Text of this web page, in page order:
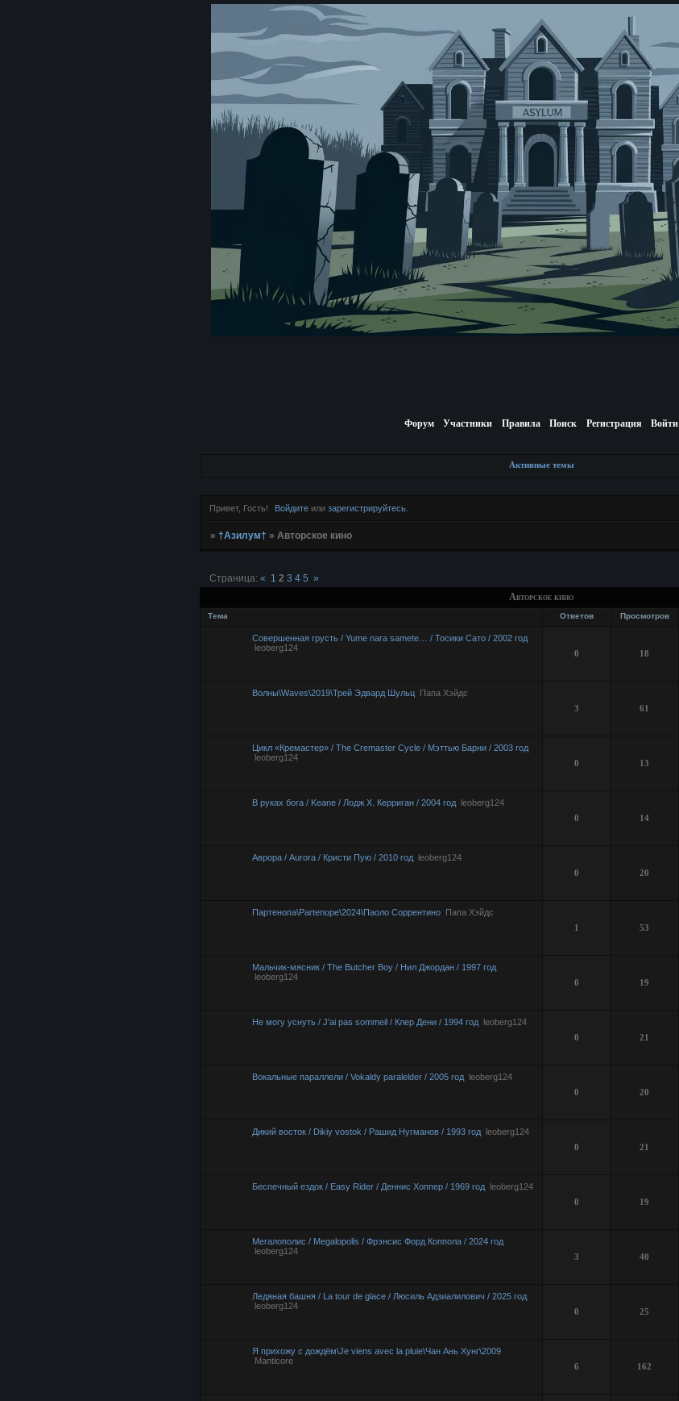
Форум Участники Правила Поиск Регистрация Войти
Активные темы
Привет, Гость! Войдите или зарегистрируйтесь
» †Азилум† » Авторское кино
Авторское кино
Страница: « 1 2 3 4 5 »
Тема Ответов Просмотров
Совершенная грусть / Yume nara samete… / Тосики Сато / 2002 год
leoberg124
0 18
Волны\Waves\2019\Трей Эдвард Шульц
Папа Хэйдс
3
61
Цикл «Кремастер» / The Cremaster Cycle / Мэттью Барни / 2003 год
leoberg124
0 13
В руках бога / Keane / Лодж Х. Керриган / 2004 год
leoberg124
0
14
Аврора / Aurora / Кристи Пую / 2010 год
leoberg124
0
20
Партенопа\Partenope\2024\Паоло Соррентино
Папа Хэйдс
1
53
Мальчик-мясник / The Butcher Boy / Нил Джордан / 1997 год
leoberg124
0 19
Не могу уснуть / J’ai pas sommeil / Клер Дени / 1994 год
leoberg124
0
21
Вокальные параллели / Vokaldy paralelder / 2005 год
leoberg124
0
20
Дикий восток / Dikiy vostok / Рашид Нугманов / 1993 год
leoberg124
0
21
Беспечный ездок / Easy Rider / Деннис Хоппер / 1969 год
leoberg124
0
19
Мегалополис / Megalopolis / Фрэнсис Форд Коппола / 2024 год
leoberg124
3 40
Ледяная башня / La tour de glace / Люсиль Адзиалилович / 2025 год
leoberg124
0 25
Я прихожу с дождём\Je viens avec la pluie\Чан Ань Хунг\2009
Manticore
6 162